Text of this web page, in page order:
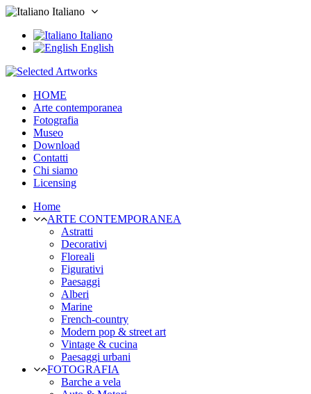
Italiano
Italiano
English
HOME
Arte contemporanea
Fotografia
Museo
Download
Contatti
Chi siamo
Licensing
Home
ARTE CONTEMPORANEA
Astratti
Decorativi
Floreali
Figurativi
Paesaggi
Alberi
Marine
French-country
Modern pop & street art
Vintage & cucina
Paesaggi urbani
FOTOGRAFIA
Barche a vela